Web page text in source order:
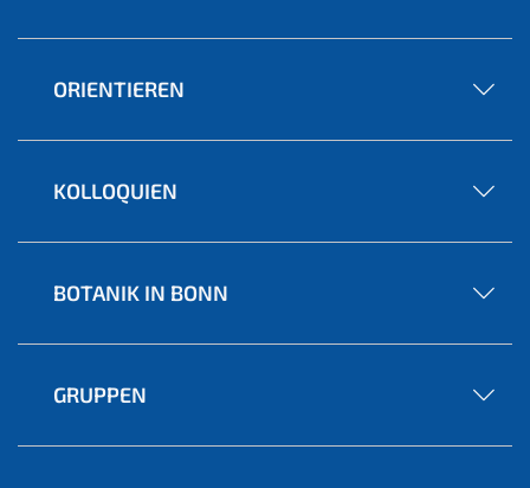
ORIENTIEREN
KOLLOQUIEN
BOTANIK IN BONN
GRUPPEN